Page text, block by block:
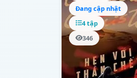
Đang cập nhật
4 tập
346